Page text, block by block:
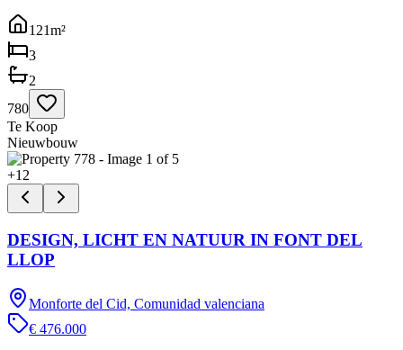
121m²
3
2
780
Te Koop
Nieuwbouw
+12
DESIGN, LICHT EN NATUUR IN FONT DEL
LLOP
Monforte del Cid, Comunidad valenciana
€ 476.000